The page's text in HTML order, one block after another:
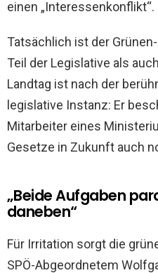
einen „Interessenkonflikt“.
Tatsächlich ist der
Teil der Legislative als
Landtag ist nach der
legislative Instanz: Er
Mitarbeiter eines
Gesetze in Zukunft auch
„Beide Aufgaben
daneben“
Für Irritation sorgt die
SPÖ-Abgeordnetem